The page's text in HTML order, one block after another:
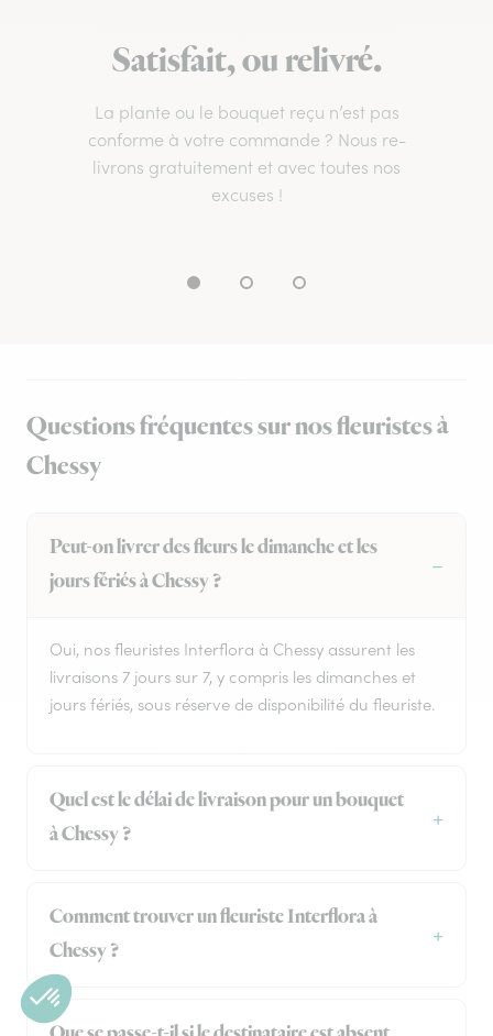
Satisfait, ou relivré.
La plante ou le bouquet reçu n’est pas
conforme à votre commande ? Nous re-
livrons gratuitement et avec toutes nos
excuses !
Questions fréquentes sur nos fleuristes à
Chessy
Peut-on livrer des fleurs le dimanche et les
jours fériés à Chessy ?
Oui, nos fleuristes Interflora à Chessy assurent les
livraisons 7 jours sur 7, y compris les dimanches et
jours fériés, sous réserve de disponibilité du fleuriste.
Quel est le délai de livraison pour un bouquet
à Chessy ?
Comment trouver un fleuriste Interflora à
Chessy ?